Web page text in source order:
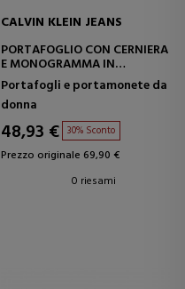
CALVIN KLEIN JEANS
PORTAFOGLIO CON CERNIERA
E MONOGRAMMA IN
METALLO
Portafogli e portamonete da
donna
48,93 € 30% Sconto
Prezzo originale 69,90 €
0 riesami